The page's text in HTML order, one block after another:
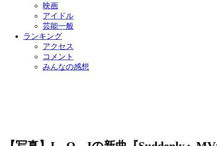
映画
アイドル
芸能一般
ランキング
アクセス
コメント
みんなの感想